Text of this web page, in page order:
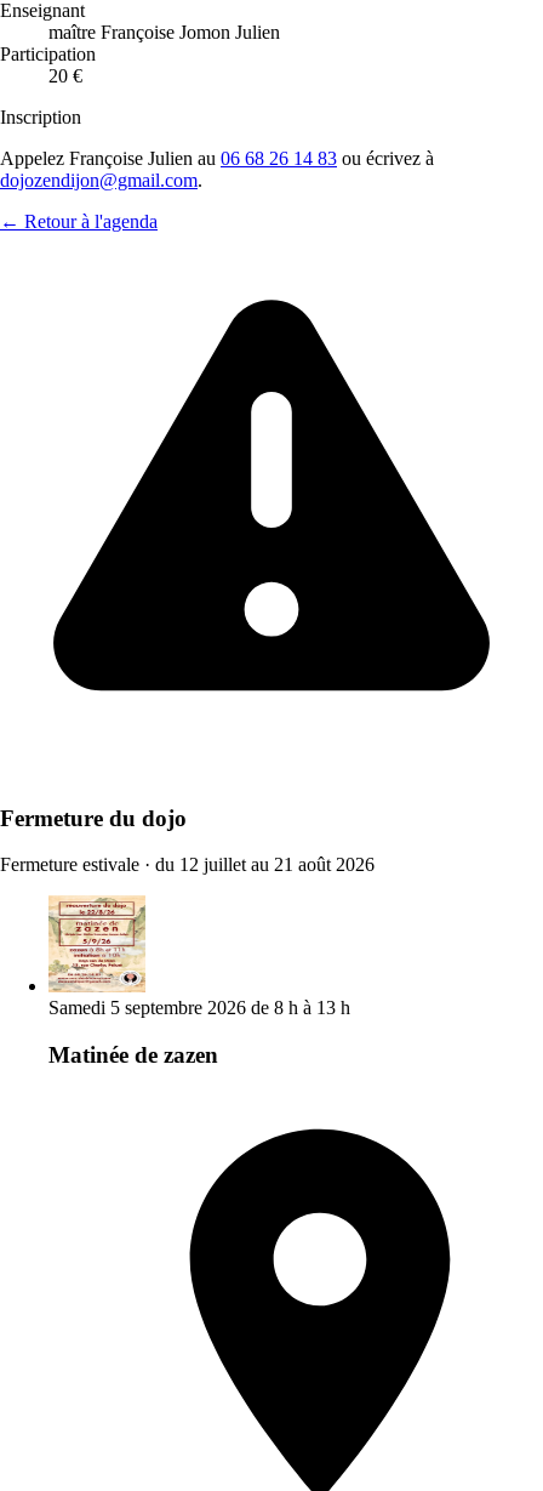
Enseignant
maître Françoise Jomon Julien
Participation
20 €
Inscription
Appelez Françoise Julien au 06 68 26 14 83 ou écrivez à
dojozendijon@gmail.com.
← Retour à l'agenda
Fermeture du dojo
Fermeture estivale · du 12 juillet au 21 août 2026
Samedi 5 septembre 2026 de 8 h à 13 h
Matinée de zazen